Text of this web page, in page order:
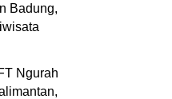
Badung,
Ngurah